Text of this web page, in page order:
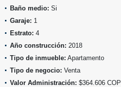
Baño medio: Si
Garaje: 1
Estrato: 4
Año construcción: 2018
Tipo de inmueble: Apartamento
Tipo de negocio: Venta
Valor Administración: $364.606 COP